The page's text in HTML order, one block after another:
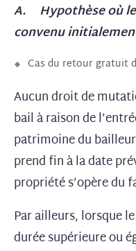
A. Hypothèse où
convenu
Cas du retour gratuit
Aucun droit de
bail à raison de
patrimoine du
prend fin à la date
propriété s’opère du
Par ailleurs, lorsque
durée supérieure ou